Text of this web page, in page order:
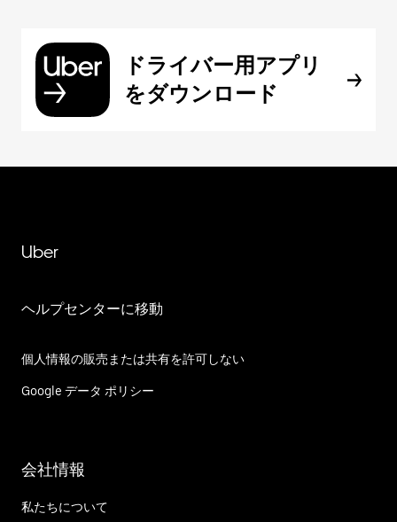
ドライバー用アプリ
をダウンロード
Uber
ヘルプセンターに移動
個人情報の販売または共有を許可しない
Google データ ポリシー
会社情報
私たちについて